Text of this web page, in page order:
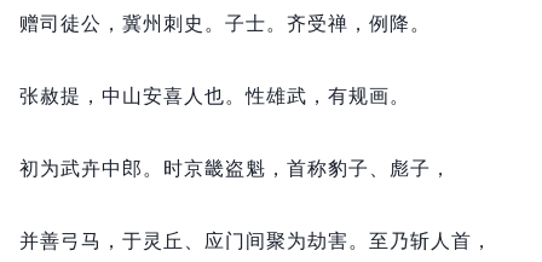
赠司徒公， 冀州刺史。 子士。 齐受禅， 例降。
张赦提， 中山安喜人也。性雄武， 有规画。
初为武卉中郎。 时京畿盗魁， 首称豹子、彪子，
并善弓马， 于灵丘、应门间聚为劫害。 至乃斩人首，